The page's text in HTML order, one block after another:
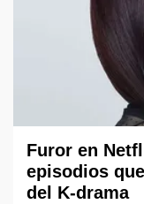
Furor en
episodios
del K-drama